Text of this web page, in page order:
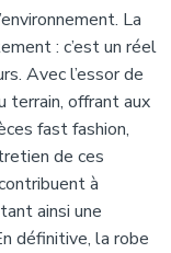
La
: c’est un réel
Avec l’essor de
terrain, offrant aux
fast fashion,
de ces
à
ainsi une
définitive, la robe